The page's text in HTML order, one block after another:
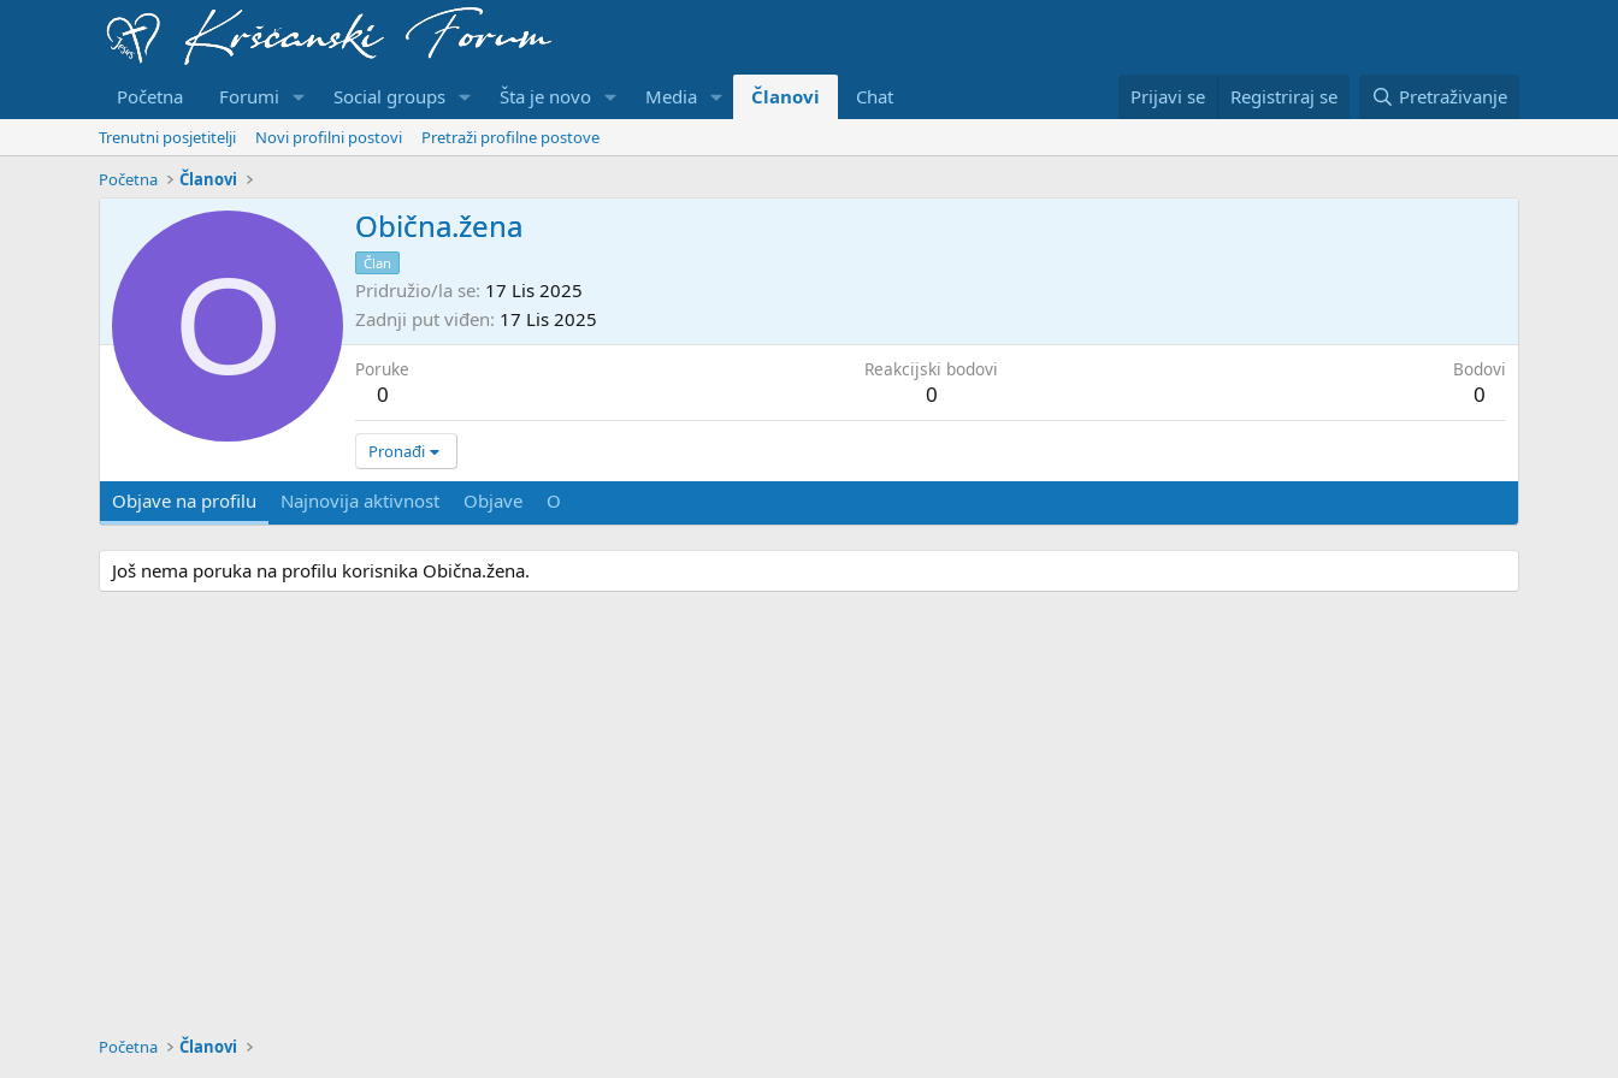
Početna Forumi Social groups Šta je novo Media Članovi Chat Prijavi se Registriraj se Pretraživanje
Trenutni posjetitelji Novi profilni postovi
Pretraži profilne postove
Početna
Članovi
O
Obična.žena
Član
Pridružio/la se 17 Lis 2025
Zadnji put viđen 17 Lis 2025
Poruke
0
Reakcijski bodovi
0
Bodovi
0
Pronađi
Objave na profilu Najnovija aktivnost Objave O
Još nema poruka na profilu korisnika Obična.žena.
Početna Članovi